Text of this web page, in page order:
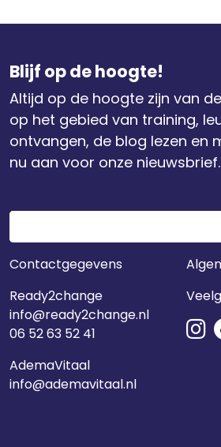
Blijf op de hoogte!
Altijd op de hoogte zijn van
op het gebied van training,
ontvangen, de blog lezen en
nu aan voor onze nieuwsbrief.
Contactgegevens
Ready2change
info@ready2change.nl
06 52 63 52 41
AdemaVitaal
info@ademavitaal.nl